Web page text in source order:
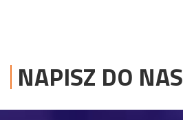
NAPISZ DO NAS